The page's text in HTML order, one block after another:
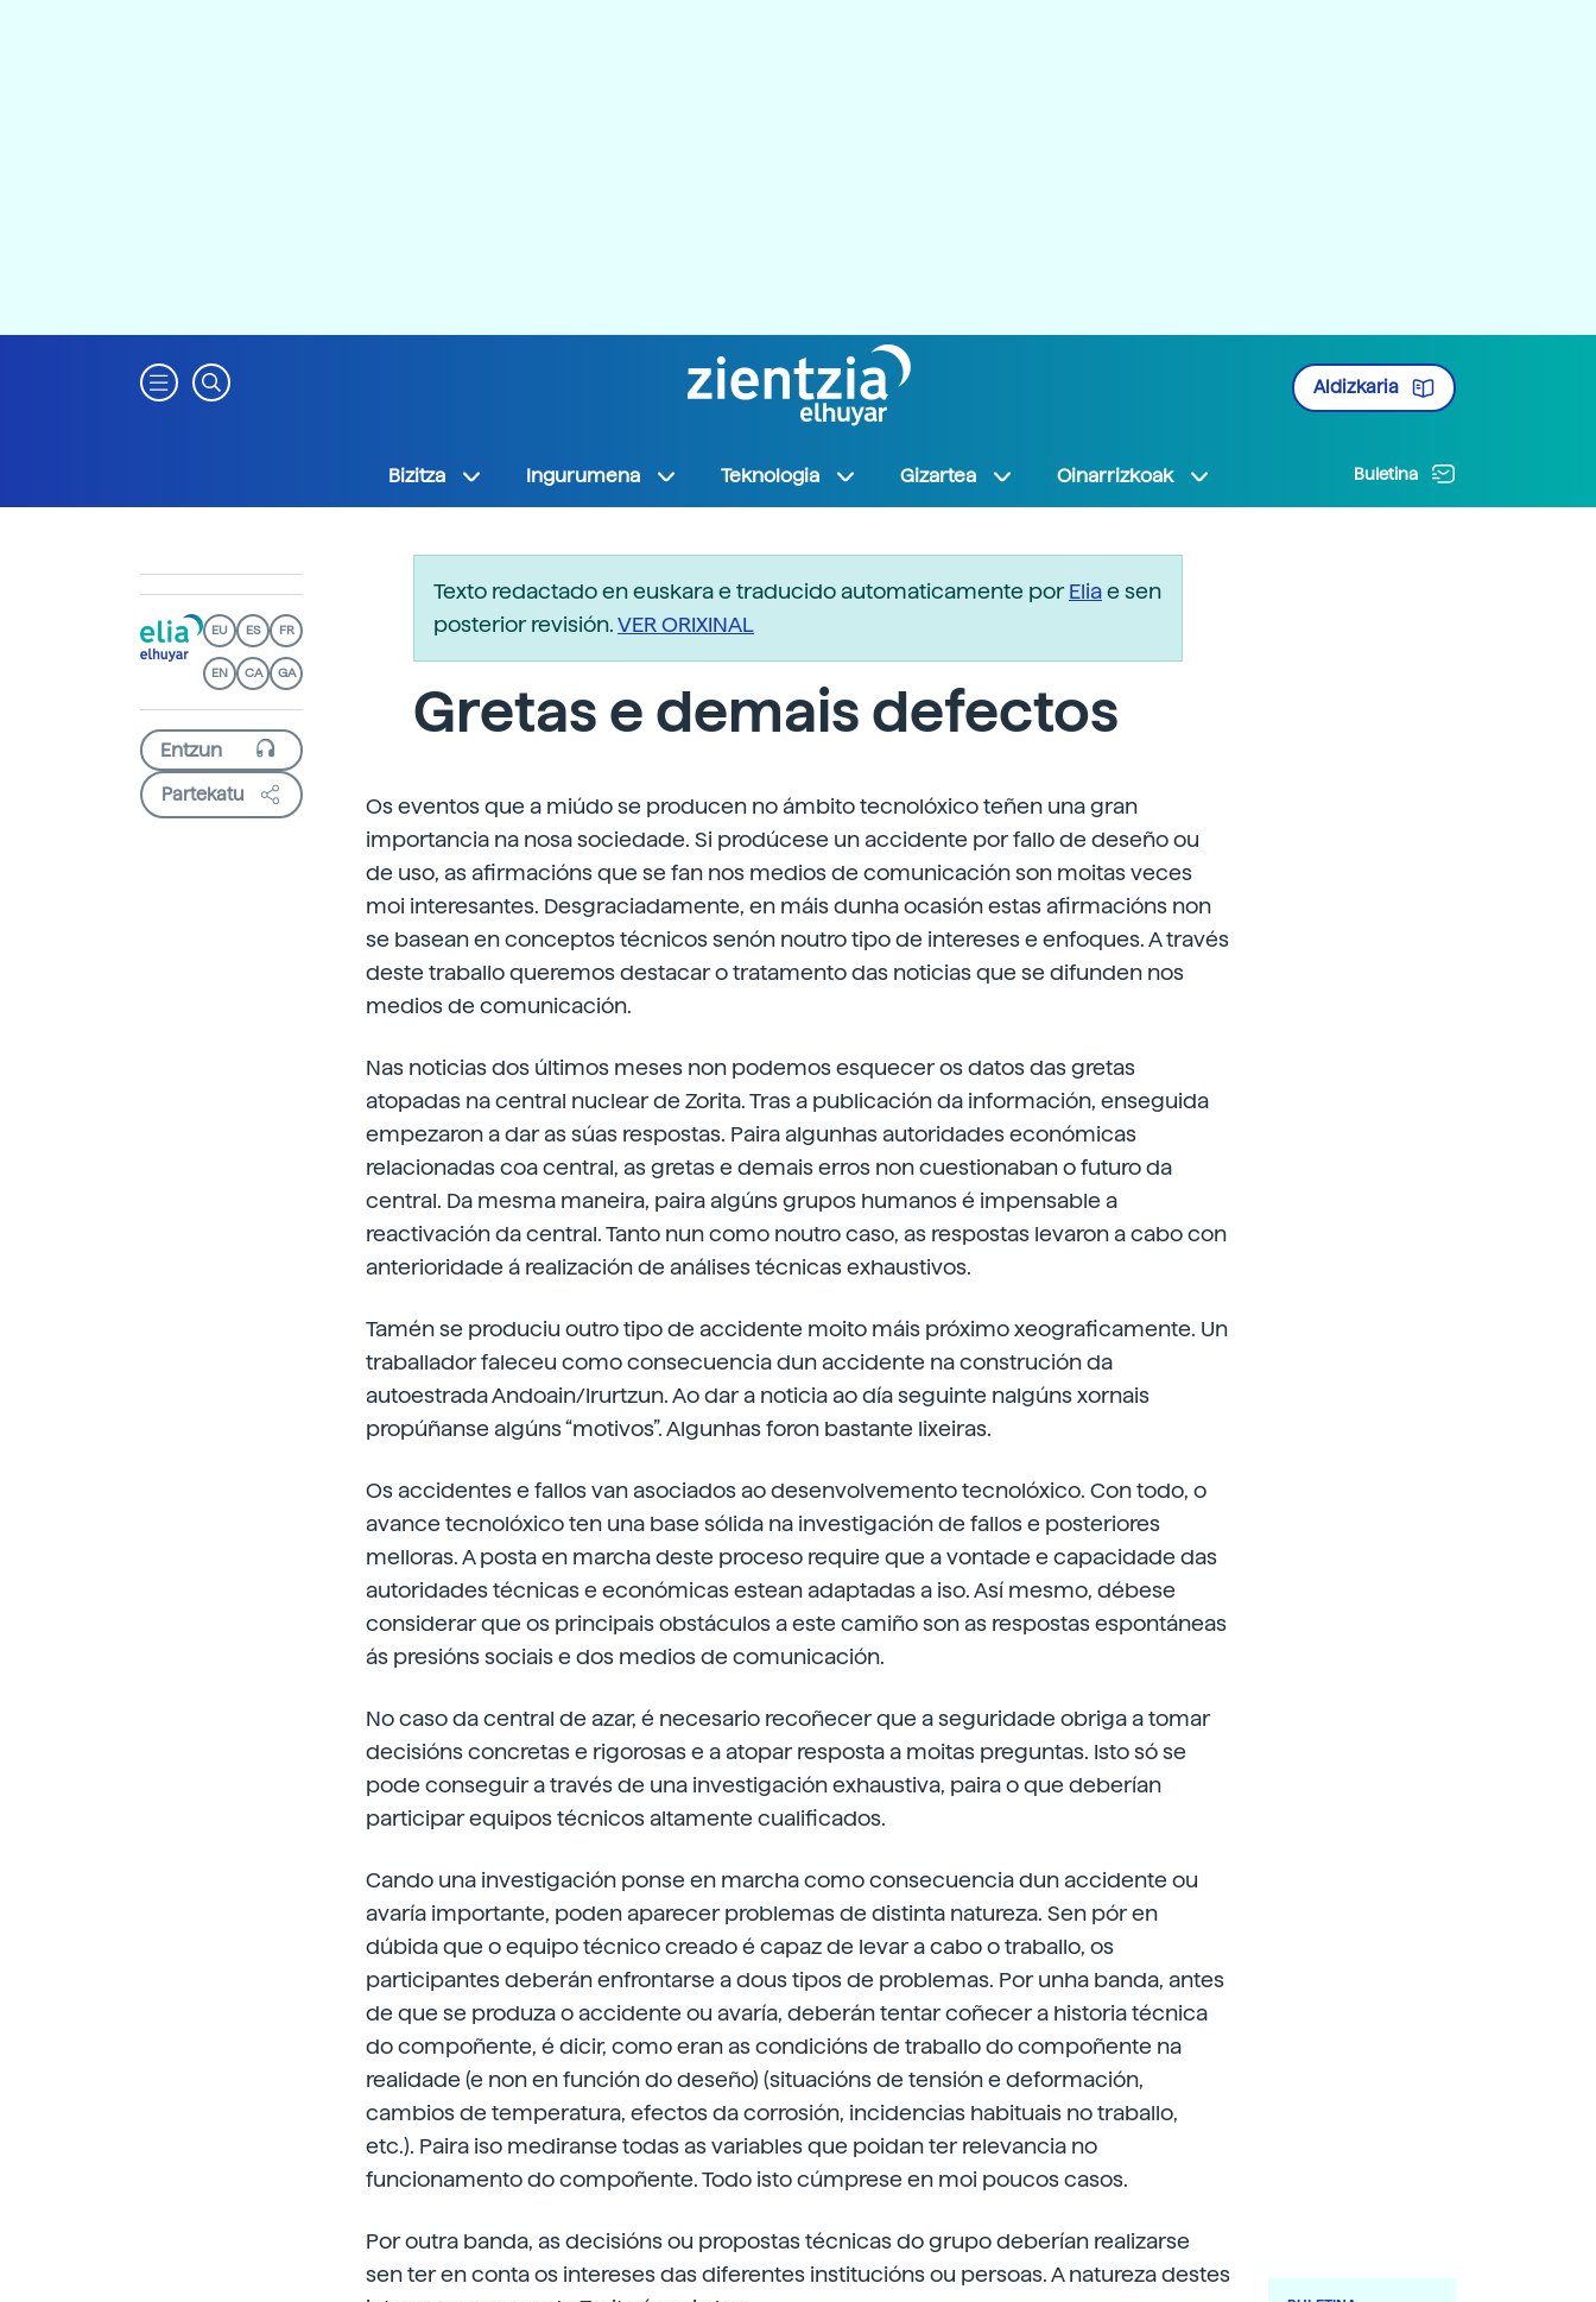
Aldizkaria
Bizitza Ingurumena Teknologia Gizartea Oinarrizkoak Buletina
EU ES FR
EN CA GA
Partekatu
Texto redactado en euskara e traducido automaticamente porEliae sen
posterior revisión.VER ORIXINAL
Gretas e demais defectos
Os eventos que a miúdo se producen no ámbito tecnolóxico teñen una gran
importancia na nosa sociedade. Si prodúcese un accidente por fallo de deseño ou
de uso, as afirmacións que se fan nos medios de comunicación son moitas veces
moi interesantes. Desgraciadamente, en máis dunha ocasión estas afirmacións non
se basean en conceptos técnicos senón noutro tipo de intereses e enfoques. A través
deste traballo queremos destacar o tratamento das noticias que se difunden nos
medios de comunicación.
Nas noticias dos últimos meses non podemos esquecer os datos das gretas
atopadas na central nuclear de Zorita. Tras a publicación da información, enseguida
empezaron a dar as súas respostas. Paira algunhas autoridades económicas
relacionadas coa central, as gretas e demais erros non cuestionaban o futuro da
central. Da mesma maneira, paira algúns grupos humanos é impensable a
reactivación da central. Tanto nun como noutro caso, as respostas levaron a cabo con
anterioridade á realización de análises técnicas exhaustivos.
Tamén se produciu outro tipo de accidente moito máis próximo xeograficamente. Un
traballador faleceu como consecuencia dun accidente na construción da
autoestrada Andoain/Irurtzun. Ao dar a noticia ao día seguinte nalgúns xornais
propúñanse algúns “motivos”. Algunhas foron bastante lixeiras.
Os accidentes e fallos van asociados ao desenvolvemento tecnolóxico. Con todo, o
avance tecnolóxico ten una base sólida na investigación de fallos e posteriores
melloras. A posta en marcha deste proceso require que a vontade e capacidade das
autoridades técnicas e económicas estean adaptadas a iso. Así mesmo, débese
considerar que os principais obstáculos a este camiño son as respostas espontáneas
ás presións sociais e dos medios de comunicación.
No caso da central de azar, é necesario recoñecer que a seguridade obriga a tomar
decisións concretas e rigorosas e a atopar resposta a moitas preguntas. Isto só se
pode conseguir a través de una investigación exhaustiva, paira o que deberían
participar equipos técnicos altamente cualificados.
Cando una investigación ponse en marcha como consecuencia dun accidente ou
avaría importante, poden aparecer problemas de distinta natureza. Sen pór en
dúbida que o equipo técnico creado é capaz de levar a cabo o traballo, os
participantes deberán enfrontarse a dous tipos de problemas. Por unha banda, antes
de que se produza o accidente ou avaría, deberán tentar coñecer a historia técnica
do compoñente, é dicir, como eran as condicións de traballo do compoñente na
realidade (e non en función do deseño) (situacións de tensión e deformación,
cambios de temperatura, efectos da corrosión, incidencias habituais no traballo,
etc.). Paira iso mediranse todas as variables que poidan ter relevancia no
funcionamento do compoñente. Todo isto cúmprese en moi poucos casos.
Por outra banda, as decisións ou propostas técnicas do grupo deberían realizarse
sen ter en conta os intereses das diferentes institucións ou persoas. A natureza destes